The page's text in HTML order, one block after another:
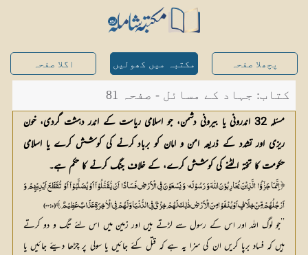
پچھلا صفحہ مکتبہ میں کھولیں اگلا صفحہ
کتاب: جہاد کے مسائل - صفحہ 81
مسئلہ 32 اندرونی یا بیرونی دشمن، جو اسلامی ریاست کے اندر دہشت گردی، خون
ریزی اور تشدد کے ذریعہ امن و امان کو برباد کرنے کی کوشش کرے یا اسلامی
حکومت کا تختہ الٹنے کی کوشش کرے، کے خلاف جنگ کرنے کا حکم ہے۔
﴿ اِنَّمَا جَزٰٓؤُا الَّذِیْنَ یُحَارِبُوْنَ اللّٰہَ وَ رَسُوْلَہ‘ وَ یَسْعَوْنَ فِی الْاَرْضِ فَسَادًا اَنْ یُّقَتُّلُوْآ اَوْ یُصَلَّبُوْآ اَوْ تُقَطَّعَ اَیْدِیْہِمْ وَ
اَرْجُلُہُمْ مِّنْ خِلَافٍ اَوْ یُنْفَوْا مِنَ الْاَرْضِ ذٰلِکَ لَہُمْ خِزْیٌ فِی الدُّنْیَا وَ لَہُمْ فِی الْاٰخِرَۃِ عَذَابٌ عَظِیْمٌ،﴾(33:5)
’’جو لوگ اللہ اور اس کے رسول سے لڑتے ہیں اور زمین میں اس لئے تگ و دو کرتے
ہیں کہ فساد برپا کریں ان کی سزا یہ ہے کہ قتل کئے جائیں یا سولی پر چڑھا دیئے جائیں یا